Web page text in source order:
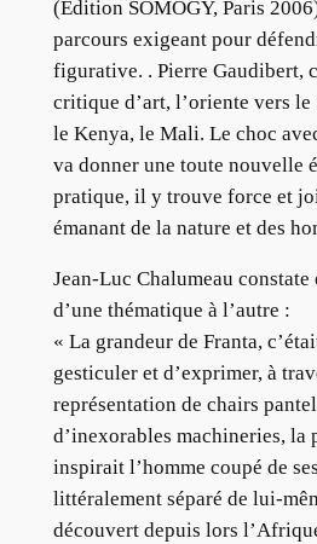
(Édition SOMOGY, Paris
parcours exigeant pour
figurative. . Pierre Gaudibert,
critique d’art, l’oriente vers le
le Kenya, le Mali. Le choc
va donner une toute nouvelle
pratique, il y trouve force et
émanant de la nature et des
Jean-Luc Chalumeau constate
d’une thématique à l’autre :
« La grandeur de Franta,
gesticuler et d’exprimer, à
représentation de chairs
d’inexorables machineries, la
inspirait l’homme coupé de
littéralement séparé de lui-
découvert depuis lors